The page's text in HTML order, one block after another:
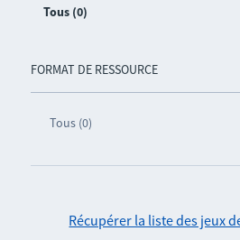
Tous (0)
FORMAT DE RESSOURCE
Tous (0)
Récupérer la liste des jeux